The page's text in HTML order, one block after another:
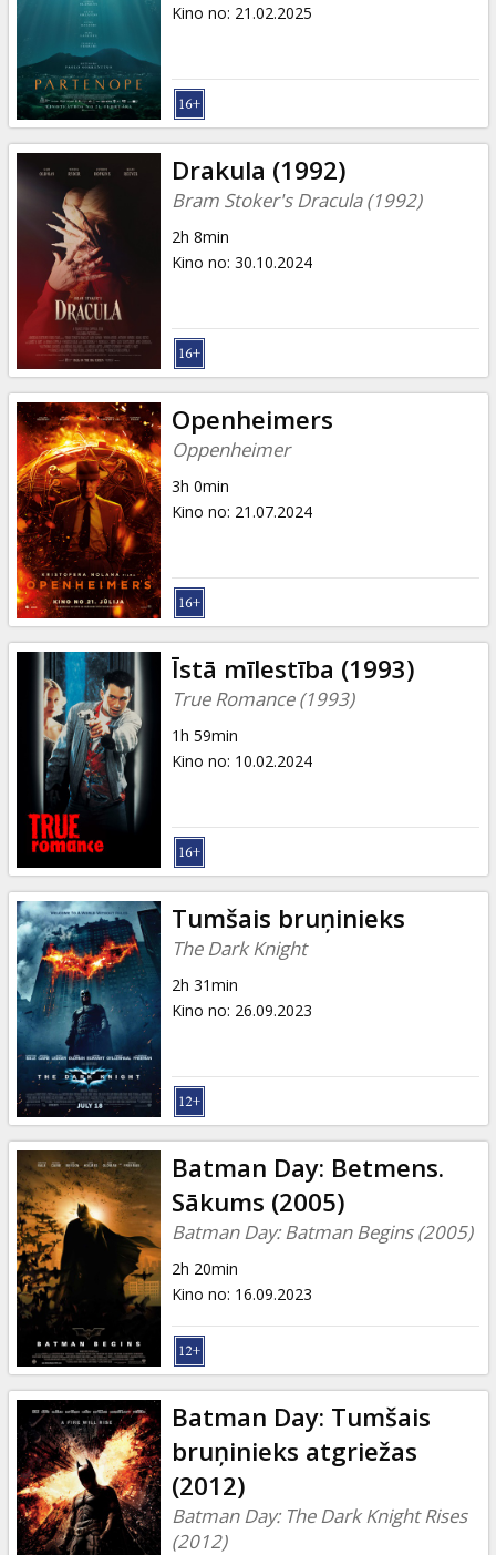
Kino no: 21.02.2025
Drakula (1992)
Bram Stoker's Dracula (1992)
2h 8min
Kino no: 30.10.2024
Openheimers
Oppenheimer
3h 0min
Kino no: 21.07.2024
Īstā mīlestība (1993)
True Romance (1993)
1h 59min
Kino no: 10.02.2024
Tumšais bruņinieks
The Dark Knight
2h 31min
Kino no: 26.09.2023
Batman Day: Betmens.
Sākums (2005)
Batman Day: Batman Begins (2005)
2h 20min
Kino no: 16.09.2023
Batman Day: Tumšais
bruņinieks atgriežas
(2012)
Batman Day: The Dark Knight Rises
(2012)